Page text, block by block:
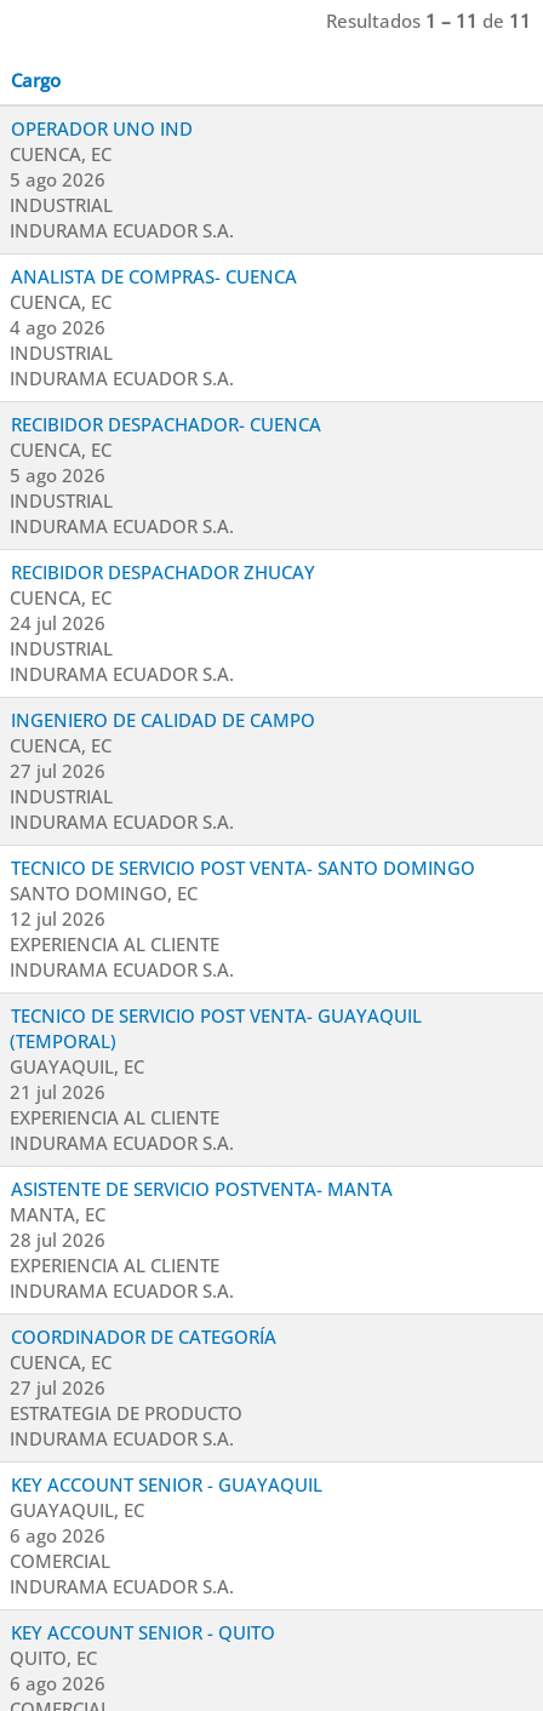
Resultados 1 – 11 de 11
Cargo
OPERADOR UNO IND
CUENCA, EC
5 ago 2026
INDUSTRIAL
INDURAMA ECUADOR S.A.
ANALISTA DE COMPRAS- CUENCA
CUENCA, EC
4 ago 2026
INDUSTRIAL
INDURAMA ECUADOR S.A.
RECIBIDOR DESPACHADOR- CUENCA
CUENCA, EC
5 ago 2026
INDUSTRIAL
INDURAMA ECUADOR S.A.
RECIBIDOR DESPACHADOR ZHUCAY
CUENCA, EC
24 jul 2026
INDUSTRIAL
INDURAMA ECUADOR S.A.
INGENIERO DE CALIDAD DE CAMPO
CUENCA, EC
27 jul 2026
INDUSTRIAL
INDURAMA ECUADOR S.A.
TECNICO DE SERVICIO POST VENTA- SANTO DOMINGO
SANTO DOMINGO, EC
12 jul 2026
EXPERIENCIA AL CLIENTE
INDURAMA ECUADOR S.A.
TECNICO DE SERVICIO POST VENTA- GUAYAQUIL
(TEMPORAL)
GUAYAQUIL, EC
21 jul 2026
EXPERIENCIA AL CLIENTE
INDURAMA ECUADOR S.A.
ASISTENTE DE SERVICIO POSTVENTA- MANTA
MANTA, EC
28 jul 2026
EXPERIENCIA AL CLIENTE
INDURAMA ECUADOR S.A.
COORDINADOR DE CATEGORÍA
CUENCA, EC
27 jul 2026
ESTRATEGIA DE PRODUCTO
INDURAMA ECUADOR S.A.
KEY ACCOUNT SENIOR - GUAYAQUIL
GUAYAQUIL, EC
6 ago 2026
COMERCIAL
INDURAMA ECUADOR S.A.
KEY ACCOUNT SENIOR - QUITO
QUITO, EC
6 ago 2026